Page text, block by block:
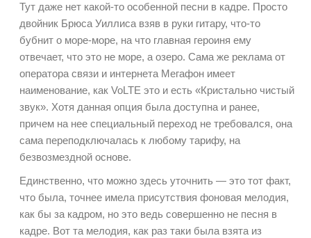
Тут даже нет какой-то особенной песни в кадре. Просто
двойник Брюса Уиллиса взяв в руки гитару, что-то
бубнит о море-море, на что главная героиня ему
отвечает, что это не море, а озеро. Сама же реклама от
оператора связи и интернета Мегафон имеет
наименование, как VoLTE это и есть «Кристально чистый
звук». Хотя данная опция была доступна и ранее,
причем на нее специальный переход не требовался, она
сама переподключалась к любому тарифу, на
безвозмездной основе.
Единственно, что можно здесь уточнить — это тот факт,
что была, точнее имела присутствия фоновая мелодия,
как бы за кадром, но это ведь совершенно не песня в
кадре. Вот та мелодия, как раз таки была взята из